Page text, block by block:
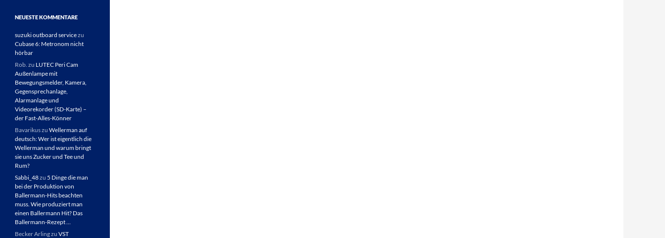
NEUESTE KOMMENTARE
suzuki outboard servicezu
Cubase 6: Metronom nicht
hörbar
Rob. zu LUTEC Peri Cam
Außenlampe mit
Bewegungsmelder, Kamera,
Gegensprechanlage,
Alarmanlage und
Videorekorder (SD-Karte) –
der Fast-Alles-Könner
Bavarikuszu Wellerman auf
deutsch: Wer ist eigentlich die
Wellerman und warum bringt
sie uns Zucker und Tee und
Rum?
Sabbi_48zu 5 Dinge die man
bei der Produktion von
Ballermann-Hits beachten
muss. Wie produziert man
einen Ballermann Hit? Das
Ballermann-Rezept …
Becker Arlingzu VST